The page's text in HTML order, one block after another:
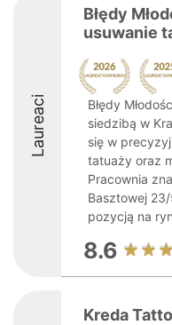
Laureaci
Błędy
usuwanie
Błędy
siedzibą w
się w
tatuaży oraz
Pracownia
Basztowej
pozycją na
8.6
Kreda